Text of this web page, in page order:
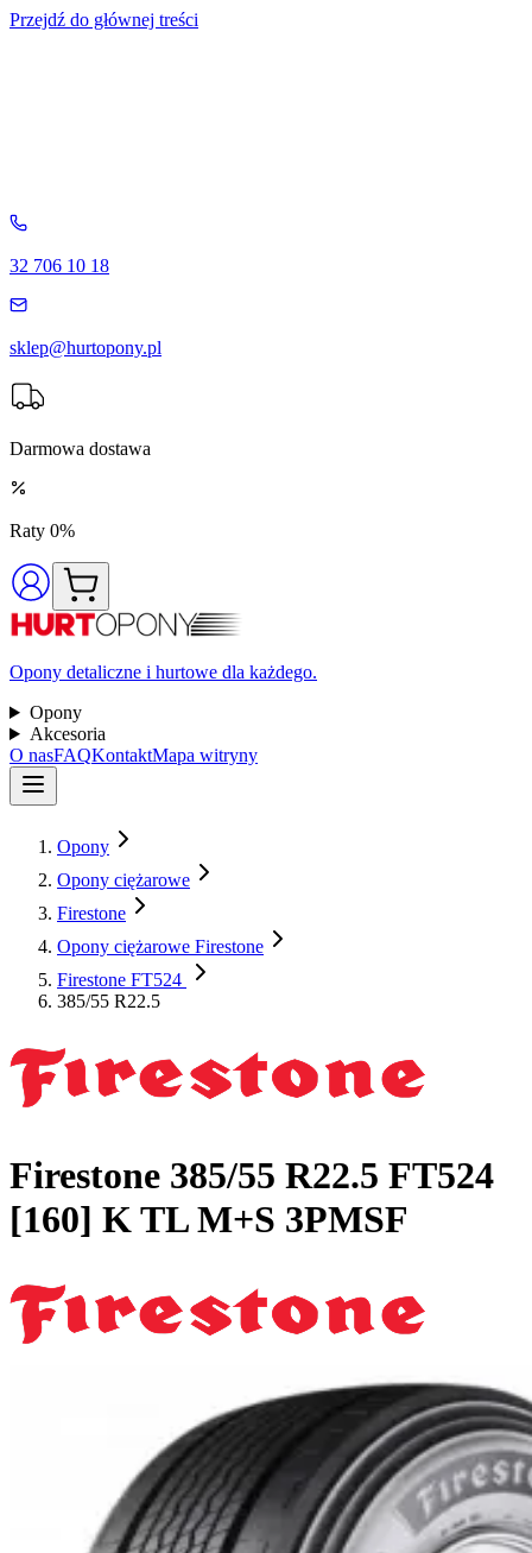
Przejdź do głównej treści
32 706 10 18
sklep@hurtopony.pl
Darmowa dostawa
Raty 0%
Opony detaliczne i hurtowe dla każdego.
Opony
Akcesoria
O nasFAQKontaktMapa witryny
Opony
Opony ciężarowe
Firestone
Opony ciężarowe Firestone
Firestone FT524
385/55 R22.5
Firestone 385/55 R22.5 FT524
[160] K TL M+S 3PMSF